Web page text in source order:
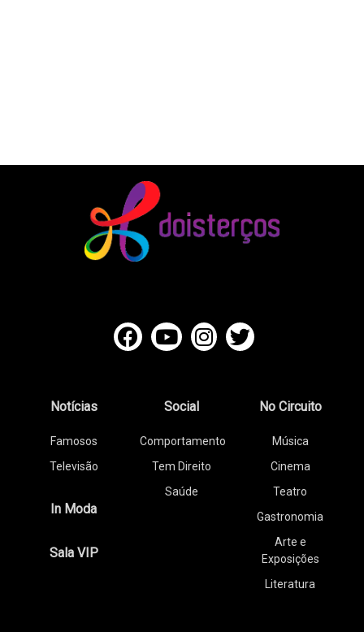
Notícias
Famosos
Televisão
In Moda
Sala VIP
Social
Comportamento
Tem Direito
Saúde
No Circuito
Música
Cinema
Teatro
Gastronomia
Arte e
Exposições
Literatura